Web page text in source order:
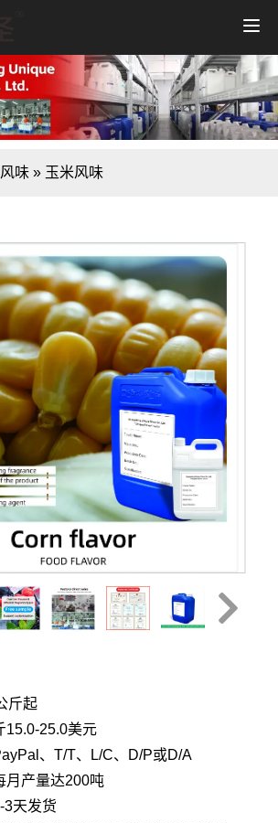
味 » 玉米风味
斤起
15.0-25.0美元
、T/T、L/C、D/P或D/A
月产量达200吨
3天发货